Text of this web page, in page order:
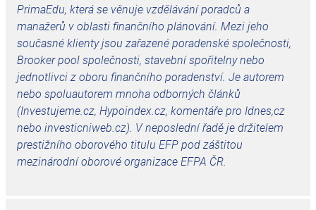
PrimaEdu, která se věnuje vzdělávání poradců a
manažerů v oblasti finančního plánování. Mezi jeho
současné klienty jsou zařazené poradenské společnosti,
Brooker pool společnosti, stavební spořitelny nebo
jednotlivci z oboru finančního poradenství. Je autorem
nebo spoluautorem mnoha odborných článků
(Investujeme.cz, Hypoindex.cz, komentáře pro Idnes,cz
nebo investicniweb.cz). V neposlední řadě je držitelem
prestižního oborového titulu EFP pod záštitou
mezinárodní oborové organizace EFPA ČR.